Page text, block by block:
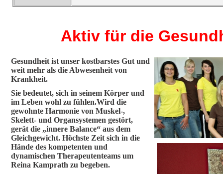
Aktiv für die
Gesundheit ist unser kostbarstes Gut und
weit mehr als die Abwesenheit von
Krankheit.
Sie bedeutet, sich in seinem Körper und
im Leben wohl zu fühlen.Wird die
gewohnte Harmonie von Muskel-,
Skelett- und Organsystemen gestört,
gerät die „innere Balance“ aus dem
Gleichgewicht. Höchste Zeit sich in die
Hände des kompetenten und
dynamischen Therapeutenteams um
Reina Kamprath zu begeben.